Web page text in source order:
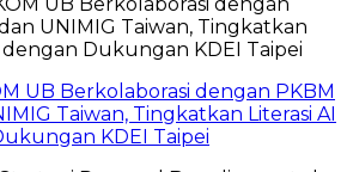
UB Berkolaborasi dengan PKBM
Taiwan, Tingkatkan Literasi AI
KDEI Taipei